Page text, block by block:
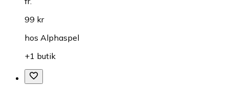
99 kr
hos Alphaspel
+1 butik